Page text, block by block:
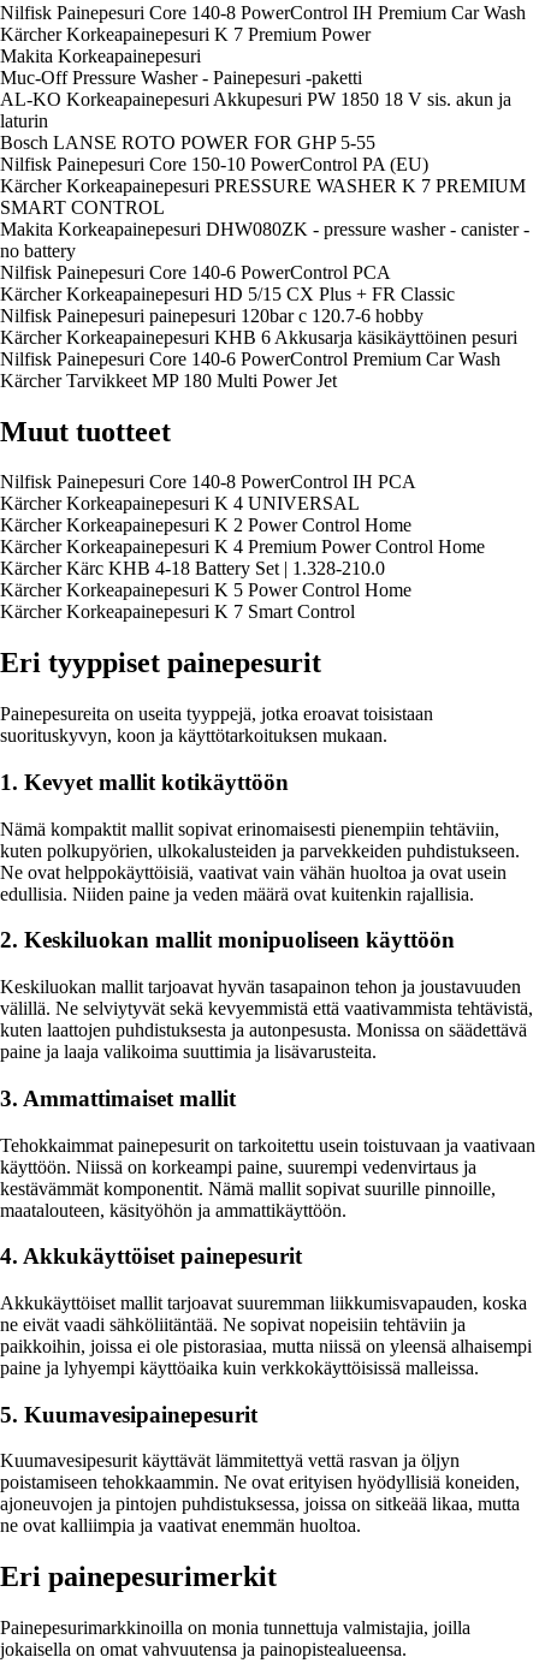
Nilfisk Painepesuri Core 140-8 PowerControl IH Premium Car Wash
Kärcher Korkeapainepesuri K 7 Premium Power
Makita Korkeapainepesuri
Muc-Off Pressure Washer - Painepesuri -paketti
AL-KO Korkeapainepesuri Akkupesuri PW 1850 18 V sis. akun ja
laturin
Bosch LANSE ROTO POWER FOR GHP 5-55
Nilfisk Painepesuri Core 150-10 PowerControl PA (EU)
Kärcher Korkeapainepesuri PRESSURE WASHER K 7 PREMIUM
SMART CONTROL
Makita Korkeapainepesuri DHW080ZK - pressure washer - canister -
no battery
Nilfisk Painepesuri Core 140-6 PowerControl PCA
Kärcher Korkeapainepesuri HD 5/15 CX Plus + FR Classic
Nilfisk Painepesuri painepesuri 120bar c 120.7-6 hobby
Kärcher Korkeapainepesuri KHB 6 Akkusarja käsikäyttöinen pesuri
Nilfisk Painepesuri Core 140-6 PowerControl Premium Car Wash
Kärcher Tarvikkeet MP 180 Multi Power Jet
Muut tuotteet
Nilfisk Painepesuri Core 140-8 PowerControl IH PCA
Kärcher Korkeapainepesuri K 4 UNIVERSAL
Kärcher Korkeapainepesuri K 2 Power Control Home
Kärcher Korkeapainepesuri K 4 Premium Power Control Home
Kärcher Kärc KHB 4-18 Battery Set | 1.328-210.0
Kärcher Korkeapainepesuri K 5 Power Control Home
Kärcher Korkeapainepesuri K 7 Smart Control
Eri tyyppiset painepesurit
Painepesureita on useita tyyppejä, jotka eroavat toisistaan
suorituskyvyn, koon ja käyttötarkoituksen mukaan.
1. Kevyet mallit kotikäyttöön
Nämä kompaktit mallit sopivat erinomaisesti pienempiin tehtäviin,
kuten polkupyörien, ulkokalusteiden ja parvekkeiden puhdistukseen.
Ne ovat helppokäyttöisiä, vaativat vain vähän huoltoa ja ovat usein
edullisia. Niiden paine ja veden määrä ovat kuitenkin rajallisia.
2. Keskiluokan mallit monipuoliseen käyttöön
Keskiluokan mallit tarjoavat hyvän tasapainon tehon ja joustavuuden
välillä. Ne selviytyvät sekä kevyemmistä että vaativammista tehtävistä,
kuten laattojen puhdistuksesta ja autonpesusta. Monissa on säädettävä
paine ja laaja valikoima suuttimia ja lisävarusteita.
3. Ammattimaiset mallit
Tehokkaimmat painepesurit on tarkoitettu usein toistuvaan ja vaativaan
käyttöön. Niissä on korkeampi paine, suurempi vedenvirtaus ja
kestävämmät komponentit. Nämä mallit sopivat suurille pinnoille,
maatalouteen, käsityöhön ja ammattikäyttöön.
4. Akkukäyttöiset painepesurit
Akkukäyttöiset mallit tarjoavat suuremman liikkumisvapauden, koska
ne eivät vaadi sähköliitäntää. Ne sopivat nopeisiin tehtäviin ja
paikkoihin, joissa ei ole pistorasiaa, mutta niissä on yleensä alhaisempi
paine ja lyhyempi käyttöaika kuin verkkokäyttöisissä malleissa.
5. Kuumavesipainepesurit
Kuumavesipesurit käyttävät lämmitettyä vettä rasvan ja öljyn
poistamiseen tehokkaammin. Ne ovat erityisen hyödyllisiä koneiden,
ajoneuvojen ja pintojen puhdistuksessa, joissa on sitkeää likaa, mutta
ne ovat kalliimpia ja vaativat enemmän huoltoa.
Eri painepesurimerkit
Painepesurimarkkinoilla on monia tunnettuja valmistajia, joilla
jokaisella on omat vahvuutensa ja painopistealueensa.